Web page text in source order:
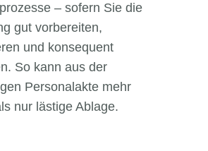
– sofern Sie die
gut vorbereiten,
und konsequent
So kann aus der
Personalakte mehr
nur lästige Ablage.